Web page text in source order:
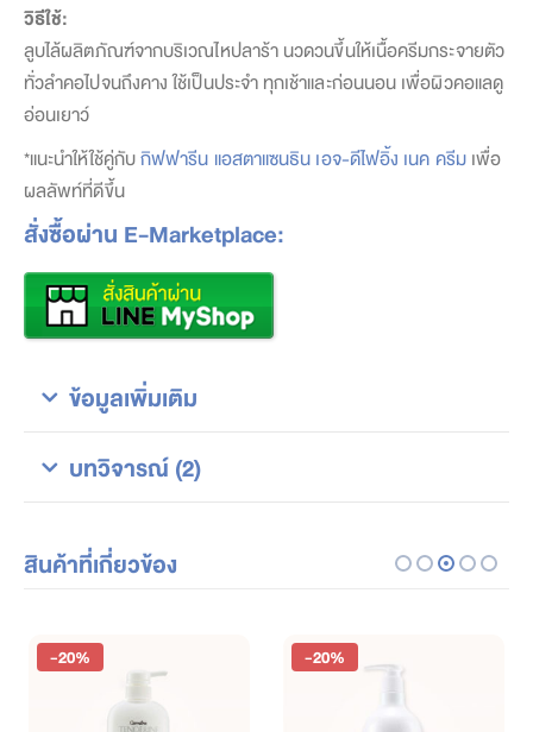
วิธีใช้:
ลูบไล้ผลิตภัณฑ์จากบริเวณไหปลาร้า นวดวนขึ้นให้เนื้อครีมกระจายตัว
ทั่วลำคอไปจนถึงคาง ใช้เป็นประจำ ทุกเช้าและก่อนนอน เพื่อผิวคอแลดู
อ่อนเยาว์
*แนะนำให้ใช้คู่กับกิฟฟารีน แอสตาแซนธิน เอจ-ดีไฟอิ้ง เนค ครีมเพื่อ
ผลลัพท์ที่ดีขึ้น
สั่งซื้อผ่าน E-Marketplace:
ข้อมูลเพิ่มเติม
บทวิจารณ์ (2)
สินค้าที่เกี่ยวข้อง
-20% -20%